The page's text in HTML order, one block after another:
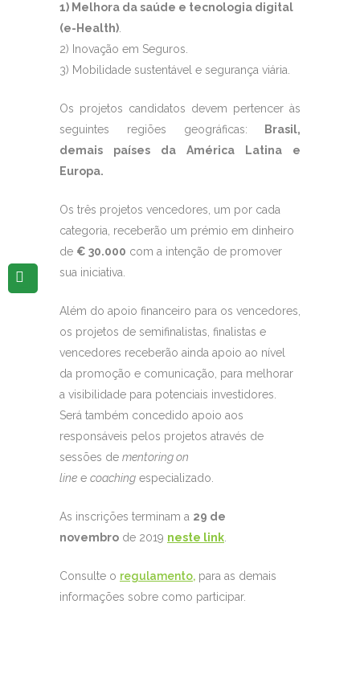
1) Melhora da saúde e tecnologia digital
(e-Health)
2) Inovação em Seguros.
3) Mobilidade sustentável e segurança viária.
Os projetos candidatos devem pertencer às
seguintes regiões geográficas: Brasil,
demais países da América Latina e
Europa.
Os três projetos vencedores, um por cada
categoria, receberão um prémio em dinheiro
de € 30.000 com a intenção de promover
sua iniciativa.
Além do apoio financeiro para os vencedores,
os projetos de semifinalistas, finalistas e
vencedores receberão ainda apoio ao nível
da promoção e comunicação, para melhorar
a visibilidade para potenciais investidores.
Será também concedido apoio aos
responsáveis pelos projetos através de
sessões de mentoring on
line e coaching especializado.
As inscrições terminam a 29 de
novembro de 2019 neste link
Consulte o regulamento, para as demais
informações sobre como participar.